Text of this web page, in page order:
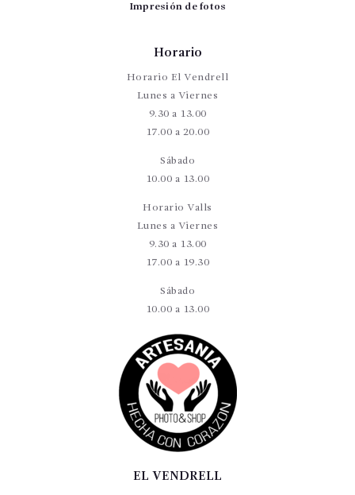
Impresión de fotos
Horario
Horario El Vendrell
Lunes a Viernes
9.30 a 13.00
17.00 a 20.00
Sábado
10.00 a 13.00
Horario Valls
Lunes a Viernes
9.30 a 13.00
17.00 a 19.30
Sábado
10.00 a 13.00
EL VENDRELL